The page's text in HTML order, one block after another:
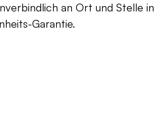
an Ort und Stelle
Garantie.